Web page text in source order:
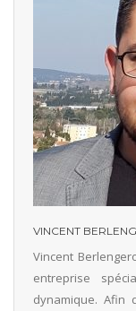
VINCENT
Vincent
entreprise
dynamique. Afin